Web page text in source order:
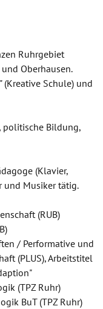
Ruhrgebiet
Oberhausen.
(Kreative Schule) und
politische Bildung,
(Klavier,
und Musiker tätig.
(RUB)
/ Performative und
(PLUS), Arbeitstitel
(TPZ Ruhr)
BuT (TPZ Ruhr)